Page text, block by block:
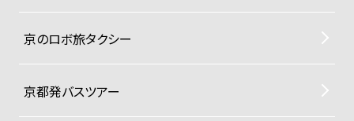
京のロボ旅タクシー
京都発バスツアー